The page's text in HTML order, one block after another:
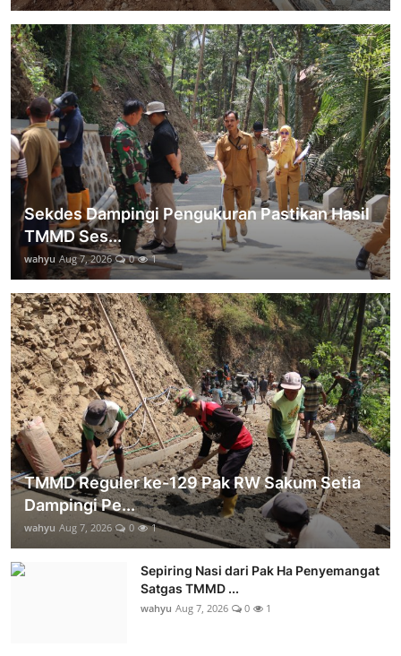
Sekdes Dampingi Pengukuran Pastikan Hasil
TMMD Ses...
wahyu Aug 7, 2026 0 1
TMMD Reguler ke-129 Pak RW Sakum Setia
Dampingi Pe...
wahyu Aug 7, 2026 0 1
Sepiring Nasi dari Pak Ha Penyemangat
Satgas TMMD ...
wahyu Aug 7, 2026 0 1